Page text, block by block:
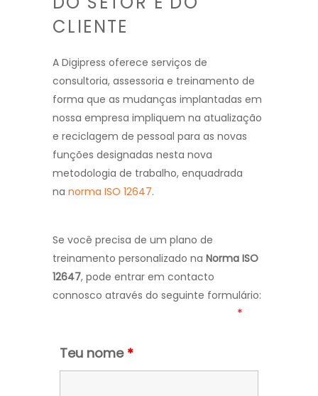
CLIENTE
A Digipress oferece serviços de
consultoria, assessoria e treinamento de
forma que as mudanças implantadas em
nossa empresa impliquem na atualização
e reciclagem de pessoal para as novas
funções designadas nesta nova
metodologia de trabalho, enquadrada
na norma ISO 12647.
Se você precisa de um plano de
treinamento personalizado na Norma ISO
12647, pode entrar em contacto
connosco através do seguinte formulário:
*
Teu nome *